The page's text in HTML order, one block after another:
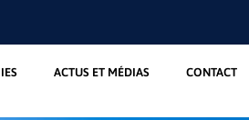
ACTUS ET MÉDIAS CONTACT